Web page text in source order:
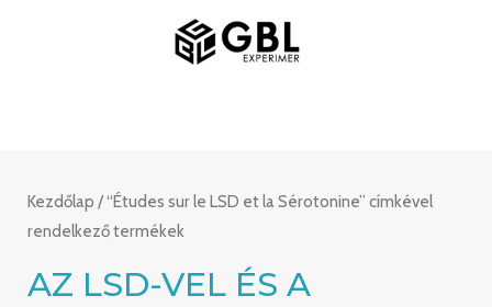
FŐMENÜ
Kezdőlap / “Études sur le LSD et la Sérotonine” címkével
rendelkező termékek
AZ LSD-VEL ÉS A